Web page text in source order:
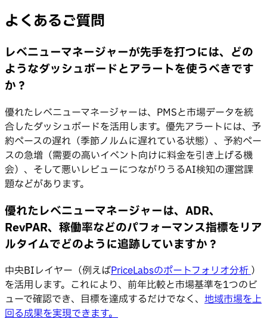
よくあるご質問
レベニューマネージャーが先手を打つには、どの
ようなダッシュボードとアラートを使うべきです
か？
優れたレベニューマネージャーは、PMSと市場データを統
合したダッシュボードを活用します。優先アラートには、予
約ペースの遅れ（季節ノルムに遅れている状態）、予約ペー
スの急増（需要の高いイベント向けに料金を引き上げる機
会）、そして悪いレビューにつながりうるAI検知の運営課
題などがあります。
優れたレベニューマネージャーは、ADR、
RevPAR、稼働率などのパフォーマンス指標をリア
ルタイムでどのように追跡していますか？
中央BIレイヤー（例えばPriceLabsのポートフォリオ分析）
を活用します。これにより、前年比較と市場基準を1つのビ
ューで確認でき、目標を達成するだけでなく、 地域市場を上
回る成果を実現できます。